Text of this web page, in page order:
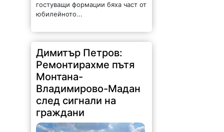
гостуващи формации бяха част от
юбилейното...
Димитър Петров:
Ремонтирахме пътя
Монтана-
Владимирово-Мадан
след сигнали на
граждани